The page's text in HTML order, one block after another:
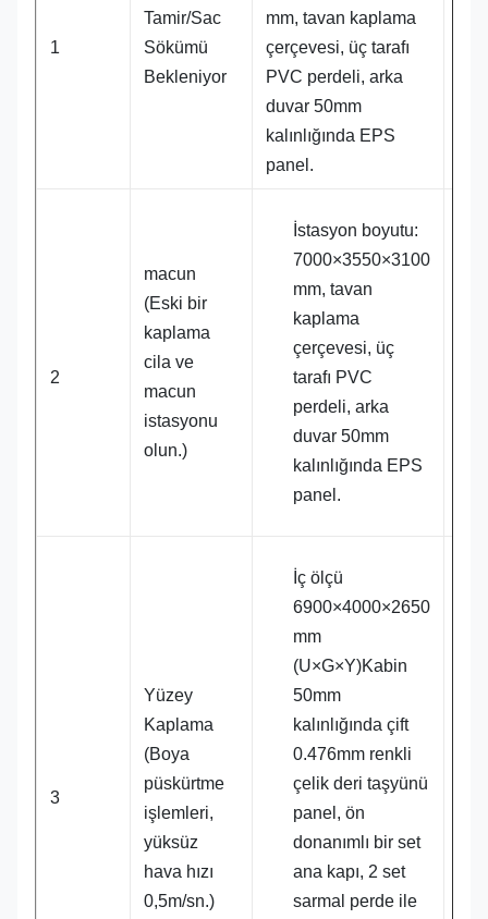
1
Tamir/Sac
Sökümü
Bekleniyor
mm, tavan kaplama
çerçevesi, üç tarafı
PVC perdeli, arka
duvar 50mm
kalınlığında EPS
panel.
2
macun
(Eski bir
kaplama
cila ve
macun
istasyonu
olun.)
İstasyon boyutu:
7000×3550×3100
mm, tavan
kaplama
çerçevesi, üç
tarafı PVC
perdeli, arka
duvar 50mm
kalınlığında EPS
panel.
3
Yüzey
Kaplama
(Boya
püskürtme
işlemleri,
yüksüz
hava hızı
0,5m/sn.)
İç ölçü
6900×4000×2650
mm
(U×G×Y)Kabin
50mm
kalınlığında çift
0.476mm renkli
çelik deri taşyünü
panel, ön
donanımlı bir set
ana kapı, 2 set
sarmal perde ile